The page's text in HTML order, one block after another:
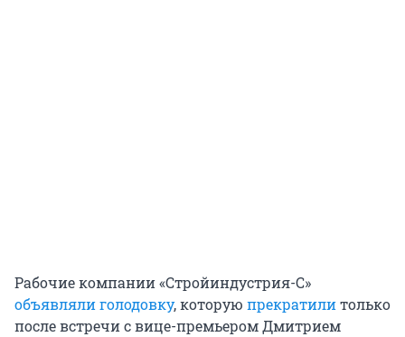
Рабочие компании «Стройиндустрия-С»
объявляли голодовку, которую прекратилитолько
после встречи с вице-премьером Дмитрием